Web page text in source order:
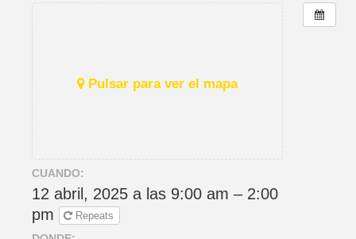
Pulsar para ver el mapa
CUANDO:
12 abril, 2025 a las 9:00 am – 2:00
pm
Repeats